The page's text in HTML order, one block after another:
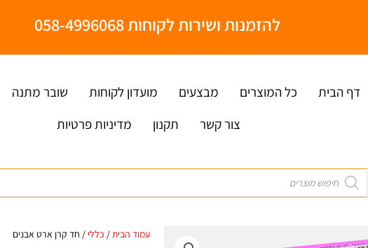
להזמנות ושירות לקוחות 058-4996068
דף הבית כל המוצרים מבצעים מועדון לקוחות שובר מתנה
צור קשר
תקנון מדיניות פרטיות
Products
search
עמוד הבית/ כללי / חד קרן ארט אבנים